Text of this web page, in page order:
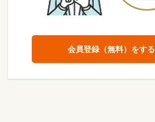
会員登録（無料）をする